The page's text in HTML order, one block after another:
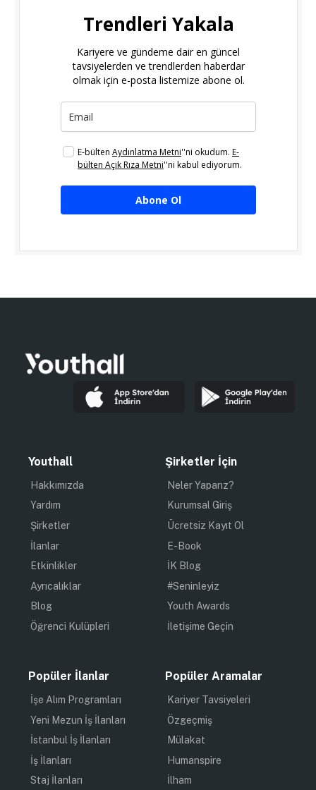
Trendleri Yakala
Kariyere ve gündeme dair en güncel
tavsiyelerden ve trendlerden haberdar
olmak için e-posta listemize abone ol.
E-bülten Aydınlatma Metni''ni okudum. E-
bülten Açık Rıza Metni''ni kabul ediyorum.
Abone Ol
Youthall
Hakkımızda
Yardım
Şirketler
İlanlar
Etkinlikler
Ayrıcalıklar
Blog
Öğrenci Kulüpleri
Şirketler İçin
Neler Yaparız?
Kurumsal Giriş
Ücretsiz Kayıt Ol
E-Book
İK Blog
#Seninleyiz
Youth Awards
İletişime Geçin
Popüler İlanlar
İşe Alım Programları
Yeni Mezun İş İlanları
İstanbul İş İlanları
İş İlanları
Staj İlanları
Popüler Aramalar
Kariyer Tavsiyeleri
Özgeçmiş
Mülakat
Humanspire
İlham